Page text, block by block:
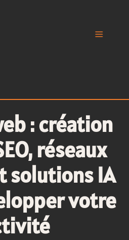
: création
réseaux
solutions IA
votre